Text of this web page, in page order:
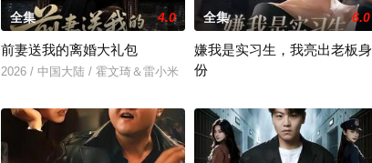
全集 4.0
前妻送我的离婚大礼包
2026 / 中国大陆 / 霍文琦＆雷小米
全集 6.0
嫌我是实习生，我亮出老板身
份